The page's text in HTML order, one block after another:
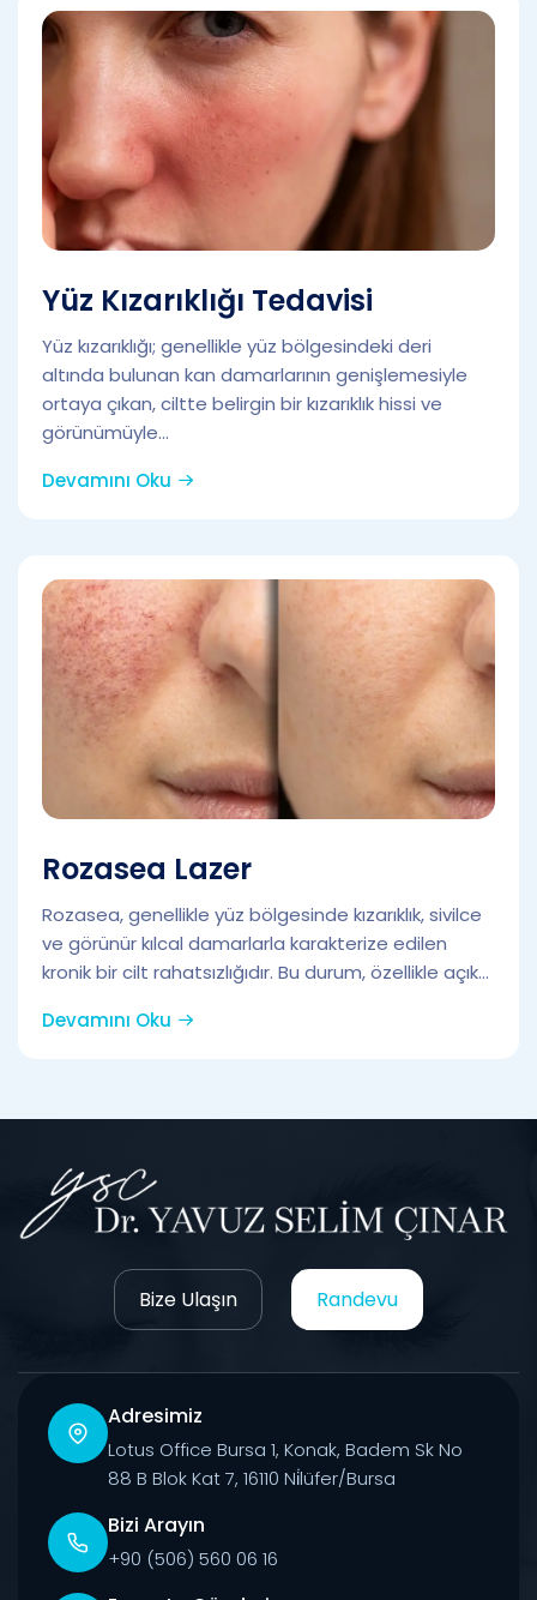
Yüz Kızarıklığı Tedavisi
Yüz kızarıklığı; genellikle yüz bölgesindeki deri
altında bulunan kan damarlarının genişlemesiyle
ortaya çıkan, ciltte belirgin bir kızarıklık hissi ve
görünümüyle...
Devamını Oku
Rozasea Lazer
Rozasea, genellikle yüz bölgesinde kızarıklık, sivilce
ve görünür kılcal damarlarla karakterize edilen
kronik bir cilt rahatsızlığıdır. Bu durum, özellikle açık...
Devamını Oku
Bize Ulaşın Randevu
Adresimiz
Lotus Office Bursa 1, Konak, Badem Sk No
88 B Blok Kat 7, 16110 Ni̇lüfer/Bursa
Bizi Arayın
+90 (506) 560 06 16